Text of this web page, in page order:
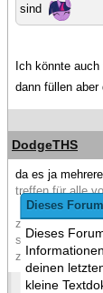
Dieses
Dieses
deinen
kleine
sind
Ich könnte
dann füllen
DodgeTHS
da es ja
treffen für alle
zB so um 2
stuttgarter hbf?
zusammen